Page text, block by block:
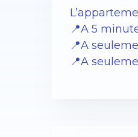
📍A 5
📍A
📍A